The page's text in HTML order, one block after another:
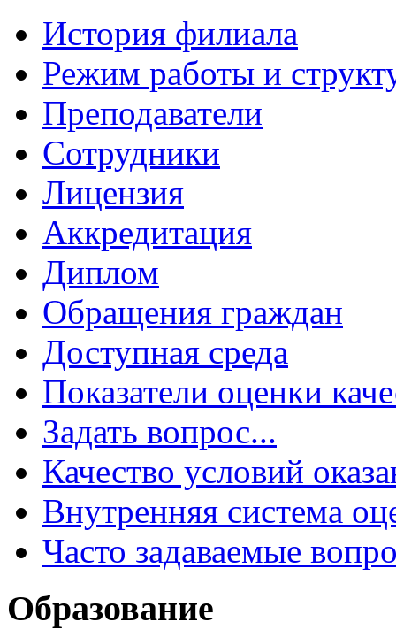
История филиала
Режим работы и
Преподаватели
Сотрудники
Лицензия
Аккредитация
Диплом
Обращения граждан
Доступная среда
Показатели оценки
Задать вопрос...
Качество условий
Внутренняя система
Часто задаваемые
Образование